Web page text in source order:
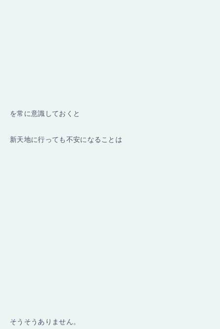
を常に意識しておくと
新天地に行っても不安になることは
そうそうありません。